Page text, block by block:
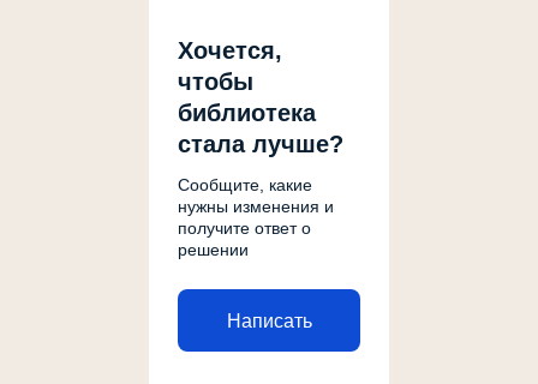
Хочется,
чтобы
библиотека
стала лучше?
Сообщите, какие
нужны изменения и
получите ответ о
решении
Написать